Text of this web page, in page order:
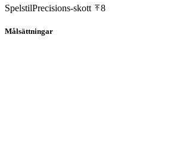
SpelstilPrecisions-skott 8
Målsättningar